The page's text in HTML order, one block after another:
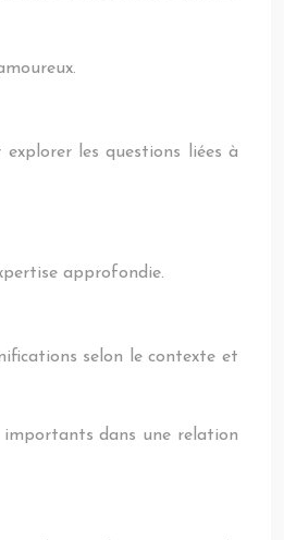
les questions liées à
approfondie.
selon le contexte et
importants dans une relation